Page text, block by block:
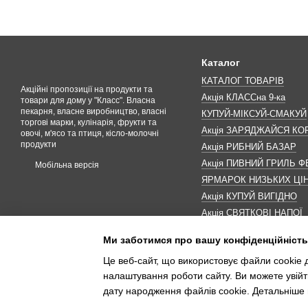
Акційні пропозиції на продукти та
товари для дому у "Класс". Власна
пекарня, власне виробництво, власні
торгові марки, кулінарія, фрукти та
овочі, м'ясо та птиця, кісло-молочні
продукти
Мобільна версія
Каталог
КАТАЛОГ ТОВАРІВ
Акція КЛАССна 9-ка
КУПУЙ-МІКСУЙ-СМАКУЙ
Акція ЗАРЯДЖАЙСЯ
Акція РИБНИЙ БАЗАР
Акція ПИВНИЙ ГРИЛЬ
ЯРМАРОК НИЗЬКИХ
Акція КУПУЙ ВИГІДНО
Акція СВЯТКОВІ НАПОЇ
Акція ДО МАКОВЕЯ
ІНШІ АКЦІЇ
Ми заботимся про вашу конфіденційність
Це веб-сайт, що використовує файли cookie
налаштування роботи сайту. Ви можете
дату народження файлів cookie. Детальніше